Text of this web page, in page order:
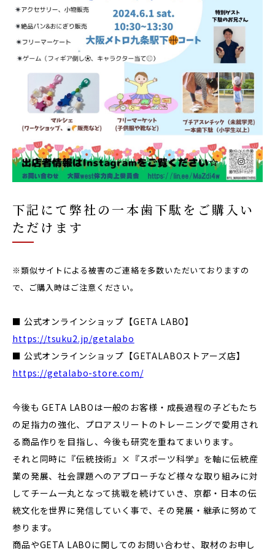
下記にて弊社の一本歯下駄をご購入い
ただけます
※類似サイトによる被害のご連絡を多数いただいておりますの
で、ご購入時はご注意ください。
■ 公式オンラインショップ【GETA LABO】
https://tsuku2.jp/getalabo
■ 公式オンラインショップ【GETALABOストアーズ店】
https://getalabo-store.com/
今後も GETA LABOは一般のお客様・成長過程の子どもたち
の足指力の強化、プロアスリートのトレーニングで愛用され
る商品作りを目指し、今後も研究を重ねてまいります。
それと同時に『伝統技術』×『スポーツ科学』を軸に伝統産
業の発展、社会課題へのアプローチなど様々な取り組みに対
してチーム一丸となって挑戦を続けていき、京都・日本の伝
統文化を世界に発信していく事で、その発展・継承に努めて
参ります。
商品やGETA LABOに関してのお問い合わせ、取材のお申し